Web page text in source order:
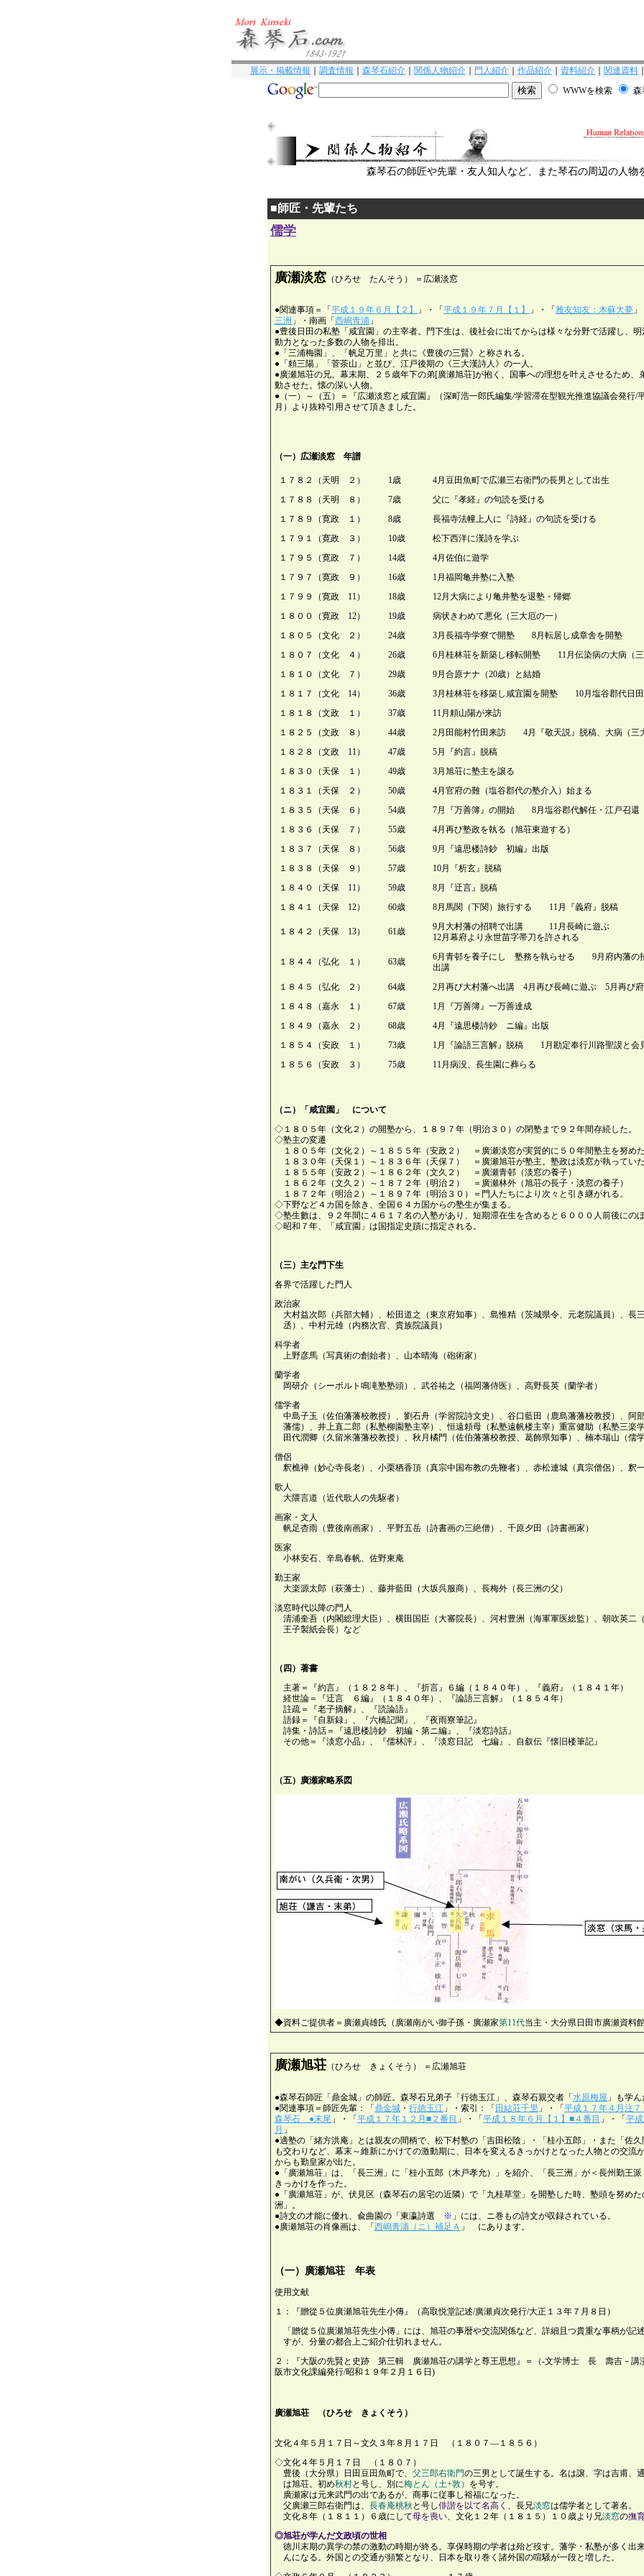
展示・掲載情報
調査情報 森琴石紹介 関係人物紹介 門人紹介 作品紹介 資料紹介 関連資料
WWWを検索
森
森琴石の師匠や先輩・友人知人など、また琴石の周辺の人物
■師匠・先輩たち
儒学
廣瀬淡窓 （ひろせ たんそう） ＝広瀬淡窓
●関連事項＝「 平成１９年６月【２】 」・「 平成１９年７月【１】 」・「 雅友知友：木蘇大夢
三洲 」・南画「 西嶋青浦 」
●豊後日田の私塾「咸宜園」の主宰者。門下生は、後社会に出てからは様々な分野で活躍し、
動力となった多数の人物を排出。
●「三浦梅園」、「帆足万里」と共に《豊後の三賢》と称される。
●「頼三陽」「菅茶山」と並び、江戸後期の《三大漢詩人》の一人。
●廣瀬旭荘の兄。幕末期、２５歳年下の弟[廣瀬旭荘]が抱く、国事への理想を叶えさせるため、
動させた。懐の深い人物。
●（一）～（五）＝『広瀬淡窓と咸宜園』（深町浩一郎氏編集/学習滞在型観光推進協議会発行/
月）より抜粋引用させて頂きました。
（一）広瀬淡窓 年譜
１７８２（天明 ２） 1歳
4月豆田魚町で広瀬三右衛門の長男として出生
１７８８（天明 ８）
7歳
父に『孝経』の句読を受ける
１７８９（寛政 １）
8歳
長福寺法幢上人に『詩経』の句読を受ける
１７９１（寛政 ３）
10歳
松下西洋に漢詩を学ぶ
１７９５（寛政 ７）
14歳
4月佐伯に遊学
１７９７（寛政 ９）
16歳
1月福岡亀井塾に入塾
１７９９（寛政 11）
18歳
12月大病により亀井塾を退塾・帰郷
１８００（寛政 12）
19歳
病状きわめて悪化（三大厄の一）
１８０５（文化 ２）
24歳
3月長福寺学寮で開塾 8月転居し成章舎を開塾
１８０７（文化 ４）
26歳
6月桂林荘を新築し移転開塾 11月伝染病の大病（三
１８１０（文化 ７）
29歳
9月合原ナナ（20歳）と結婚
１８１７（文化 14）
36歳
3月桂林荘を移築し咸宜園を開塾 10月塩谷郡代日
１８１８（文政 １）
37歳
11月頼山陽が来訪
１８２５（文政 ８）
44歳
2月田能村竹田来訪 4月『敬天説』脱稿、大病（三
１８２８（文政 11）
47歳
5月『約言』脱稿
１８３０（天保 １）
49歳
3月旭荘に塾主を譲る
１８３１（天保 ２）
50歳
4月官府の難（塩谷郡代の塾介入）始まる
１８３５（天保 ６）
54歳
7月『万善簿』の開始 8月塩谷郡代解任・江戸召還
１８３６（天保 ７）
55歳
4月再び塾政を執る（旭荘東遊する）
１８３７（天保 ８）
56歳
9月『遠思楼詩鈔 初編』出版
１８３８（天保 ９）
57歳
10月『析玄』脱稿
１８４０（天保 11）
59歳
8月『迂言』脱稿
１８４１（天保 12）
60歳 8月馬関（下関）旅行する 11月『義府』脱稿
１８４２（天保 13） 61歳
9月大村藩の招聘で出講 11月長崎に遊ぶ
12月幕府より永世苗字帯刀を許される
１８４４（弘化 １） 63歳
6月青邨を養子にし 塾務を執らせる 9月府内藩の
出講
１８４５（弘化 ２）
64歳
2月再び大村藩へ出講 4月再び長崎に遊ぶ 5月再び
１８４８（嘉永 １）
67歳
1月『万善簿』一万善達成
１８４９（嘉永 ２）
68歳
4月『遠思楼詩鈔 ニ編』出版
１８５４（安政 １）
73歳
1月『論語三言解』脱稿 1月勘定奉行川路聖謨と会
１８５６（安政 ３）
75歳 11月病没、長生園に葬らる
（ニ）「咸宜園」 について
◇１８０５年（文化２）の開塾から、１８９７年（明治３０）の閉塾まで９２年間存続した。
◇塾主の変遷
１８０５年（文化２）～１８５５年（安政２） ＝廣瀬淡窓が実質的に５０年間塾主を努めた
１８３０年（天保１）～１８３６年（天保７） ＝廣瀬旭荘が塾主。塾政は淡窓が執っていた
１８５５年（安政２）～１８６２年（文久２） ＝廣瀬青邨（淡窓の養子）
１８６２年（文久２）～１８７２年（明治２） ＝廣瀬林外（旭荘の長子・淡窓の養子）
１８７２年（明治２）～１８９７年（明治３０）＝門人たちにより次々と引き継がれる。
◇下野など４カ国を除き、全国６４カ国からの塾生が集まる。
◇塾生數は、９２年間に４６１７名の入塾があり、短期滞在生を含めると６０００人前後にのぼ
◇昭和７年、「咸宜園」は国指定史蹟に指定される。
（三）主な門下生
各界で活躍した門人
政治家
大村益次郎（兵部大輔）、松田道之（東京府知事）、島惟精（茨城県令、元老院議員）、長
丞）、中村元雄（内務次官、貴族院議員）
科学者
上野彦馬（写真術の創始者）、山本晴海（砲術家）
蘭学者
岡研介（シーボルト鳴滝塾塾頭）、武谷祐之（福岡藩侍医）、高野長英（蘭学者）
儒学者
中島子玉（佐伯藩藩校教授）、劉石舟（学習院詩文史）、谷口藍田（鹿島藩藩校教授）、阿
藩儒）、井上直二郎（私塾柳園塾主宰）、恒遠頼母（私塾遠帆楼主宰）重富健助（私塾三楽学
田代潤卿（久留米藩藩校教授）、秋月橘門（佐伯藩藩校教授、葛飾県知事）、楠本瑞山（儒学
僧侶
釈樵禅（妙心寺長老）、小栗栖香頂（真宗中国布教の先鞭者）、赤松連城（真宗僧侶）、釈一
歌人
大隈言道（近代歌人の先駆者）
画家・文人
帆足杏雨（豊後南画家）、平野五岳（詩書画の三絶僧）、千原夕田（詩書画家）
医家
小林安石、辛島春帆、佐野東庵
勤王家
大楽源太郎（萩藩士）、藤井藍田（大坂呉服商）、長梅外（長三洲の父）
淡窓時代以降の門人
清浦奎吾（内閣総理大臣）、横田国臣（大審院長）、河村豊洲（海軍軍医総監）、朝吹英二
王子製紙会長）など
（四）著書
主著＝『約言』（１８２８年）、『折言』６編（１８４０年）、『義府』（１８４１年）
経世論＝『迂言 ６編』（１８４０年）、『論語三言解』（１８５４年）
註疏＝『老子摘解』、『読論語』
語録＝『自新録』、『六橋記聞』、『夜雨寮筆記』
詩集・詩話＝『遠思楼詩鈔 初編・第ニ編』、『淡窓詩話』
その他＝『淡窓小品』、『儒林評』、『淡窓日記 七編』、自叙伝『懐旧楼筆記』
（五）廣瀬家略系図
◆資料ご提供者＝廣瀬貞雄氏（廣瀬南がい御子孫・廣瀬家第11代当主・大分県日田市廣瀬資料館
廣瀬旭荘 （ひろせ きょくそう） ＝広瀬旭荘
●森琴石師匠「鼎金城」の師匠。森琴石兄弟子「行徳玉江」、森琴石親交者「 水原梅屋 」も学ん
●関連事項＝師匠先輩：「 鼎金城 ・ 行徳玉江 」・索引：「 田結荘千里 」・「 平成１７年４月注
森琴石 ●末尾 」・「 平成１７年１２月■２番目 」・「 平成１８年６月【１】■４番目 」・「 平
月 」
●適塾の「緒方洪庵」とは親友の間柄で、松下村塾の「吉田松陰」・「桂小五郎」・また「佐久
も交わりなど、幕末～維新にかけての激動期に、日本を変えるきっかけとなった人物との交流
からも勤皇家が出た。
●「廣瀬旭荘」は、「長三洲」に「桂小五郎（木戸孝允）」を紹介、「長三洲」が＜長州勤王派
きっかけを作った。
●「廣瀬旭荘」が、伏見区（森琴石の居宅の近隣）で「九桂草堂」を開塾した時、塾頭を努めた
洲」。
●詩文の才能に優れ、兪曲園の「東瀛詩選 ※ 」には、ニ巻もの詩文が収録されている。
●廣瀬旭荘の肖像画は、「 西嶋青浦（ニ）補足Ａ 」 にあります。
（一）廣瀬旭荘 年表
使用文献
１：『贈從５位廣瀬旭荘先生小傳』（高取悦堂記述/廣瀬貞次発行/大正１３年７月８日）
「贈從５位廣瀬旭荘先生小傳」には、旭荘の事暦や交流関係など、詳細且つ貴重な事柄が記
すが、分量の都合上ご紹介仕切れません。
２：『大阪の先賢と史跡 第三輯 廣瀬旭荘の講学と尊王思想』＝（-文学博士 長 壽吉－講
阪市文化課編発行/昭和１９年２月１６日)
廣瀬旭荘 （ひろせ きょくそう）
文化４年５月１７日～文久３年８月１７日 （１８０７―１８５６）
◇文化４年５月１７日 （１８０７）
豊後（大分県）日田豆田魚町で、 父三郎右衛門の三男として誕生する。名は譲、字は吉甫、
は旭荘。初め秋村と号し、別に梅とん（土+敦） を号す。
廣瀬家は元来武門の出であるが、商事に従事し裕福になった。
父廣瀬三郎右衛門は、 長春庵桃秋 と号し俳諧を以て名高く 、長兄淡窓は儒学者として著名。
文化８年（１８１１）６歳にして母を喪い、文化１２年（１８１５）１０歳より兄淡窓の撫
◎旭荘が学んだ文政頃の世相
徳川末期の異学の禁の激動の時期が終る。享保時期の学者は殆ど歿す。藩学・私塾が多く出
んになる。外国との交通が頻繁となり、日本を取り巻く諸外国の喧騒が一段と増した。